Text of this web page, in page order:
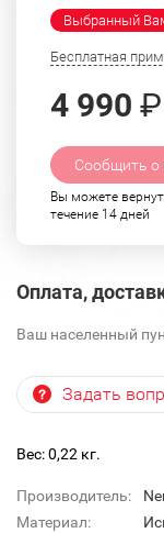
Выбранный
Бесплатная
4 990 ₽
Сообщить о
Вы можете
течение 14 дней
Оплата,
Ваш населенный
Задать
Вес: 0,22 кг.
Производитель:
Материал: